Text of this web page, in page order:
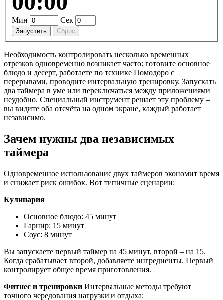
Мин Сек
Запустить Сброс
Необходимость контролировать несколько временных
отрезков одновременно возникает часто: готовите основное
блюдо и десерт, работаете по технике Помодоро с
перерывами, проводите интервальную тренировку. Запускать
два таймера в уме или переключаться между приложениями
неудобно. Специальный инструмент решает эту проблему –
вы видите оба отсчёта на одном экране, каждый работает
независимо.
Зачем нужны два независимых
таймера
Одновременное использование двух таймеров экономит время
и снижает риск ошибок. Вот типичные сценарии:
Кулинария
Основное блюдо: 45 минут
Гарнир: 15 минут
Соус: 8 минут
Вы запускаете первый таймер на 45 минут, второй – на 15.
Когда срабатывает второй, добавляете ингредиенты. Первый
контролирует общее время приготовления.
Фитнес и тренировки Интервальные методы требуют
точного чередования нагрузки и отдыха: